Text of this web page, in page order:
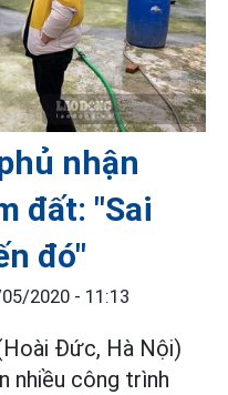
nhận
đất: "Sai
đó"
2020 - 11:13
Đức, Hà Nội)
nhiều công trình